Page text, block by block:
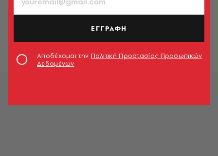
TV + SERIES
Βγήκε το «Διαζύγιο»… της Σάρα
Τζέσικα Πάρκερ και δεν είναι φιλικό
Newsroom
ΕΓΓΡΑΦΗ
Αποδέχομαι την Πολιτική Προστασίας Προσωπικών
Δεδομένων